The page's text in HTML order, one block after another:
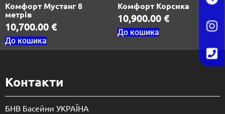
Комфорт Мустанг 8
метрів
10,700.00 €
До кошика
Комфорт Корсика
10,900.00 €
До кошика
Контакти
БНВ Басейни УКРАЇНА